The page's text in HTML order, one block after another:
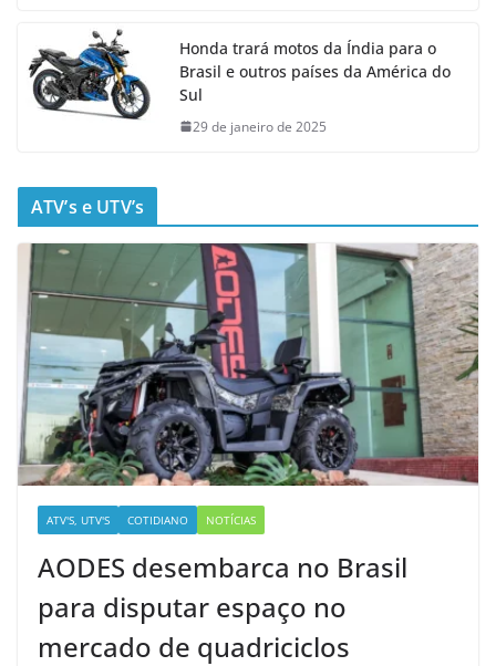
Honda trará motos da Índia para o
Brasil e outros países da América do
Sul
29 de janeiro de 2025
ATV’s e UTV’s
ATV'S, UTV'S COTIDIANO NOTÍCIAS
AODES desembarca no Brasil
para disputar espaço no
mercado de quadriciclos